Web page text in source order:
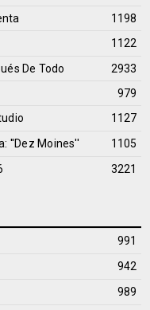
1198
1122
De Todo
2933
979
1127
''Dez Moines''
1105
3221
991
942
989